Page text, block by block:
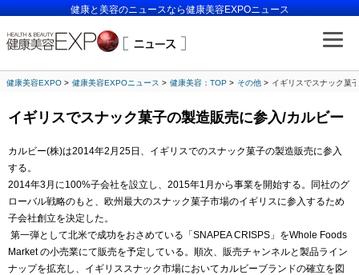
健康と美容のニュースなら健康美容EXPOニュース
健康美容EXPO 健康美容EXPOニュース 健康美容：TOP その他 イギリスでスナック菓
イギリスでスナック菓子の製造販売に参入/カルビー
カルビー(株)は2014年2月25日、イギリスでのスナック菓子の製造販売に参入
する。
2014年3月に100%子会社を設立し、2015年1月から事業を開始する。同社のグ
ローバル戦略のもと、欧州最大のスナック菓子市場のイギリスに参入するため
子会社創立を決定した。
第一弾として北米で成功をおさめている「SNAPEA CRISPS」をWhole Foods
Market の小売業にて販売を予定している。順次、販売チャンネルと製品ライン
ナップを拡充し、イギリススナック市場においてカルビーブランドの確立を図